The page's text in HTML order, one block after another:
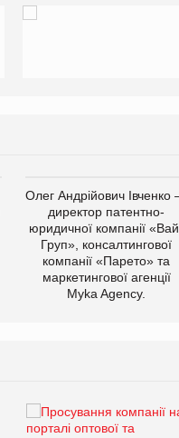
Олег Андрійович
директор патентно-
юридичної компанії
Груп», консалтингової
компанії «Парето» та
маркетингової агенції
Myka Agency.